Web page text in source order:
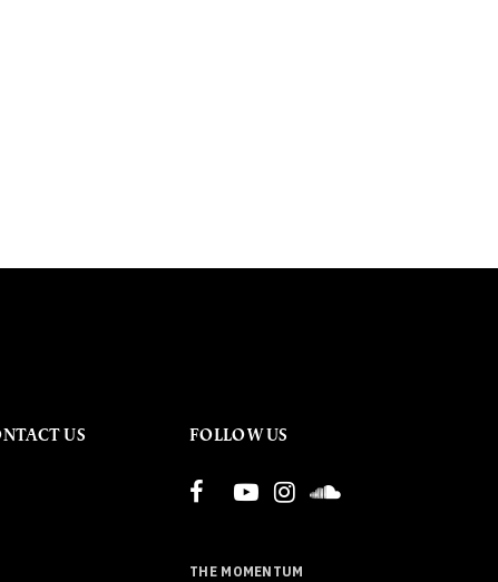
US FOLLOW US
THE MOMENTUM